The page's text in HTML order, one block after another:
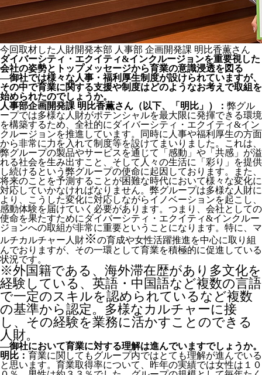
今回取材した人財開発本部 人事部 企画開発課 明比香薫さん
ダイバーシティ・エクイティ&インクルージョンを重要視した
会社の姿勢とトップメッセージから育業の意識浸透を図る
―御社では様々な人事・福利厚生制度が設けられていますが、
その中で育業に関する支援や制度はどのようなお考えで取組を
始められたのでしょうか。
人事部企画開発課 明比香薫さん（以下、「明比」）： 弊グル
ープでは多様な人財がポテンシャルを最大限に発揮できる環境
を構築するため、全社的にダイバーシティ・エクイティ&イン
クルージョンを推進しています。同時に人事や福利厚生の方面
から非常に力を入れて制度等を設けてまいりました。これは、
弊グループの製品やサービスを通じて「感動」や「共感」が溢
れる社会を生み出すこと、そして人々の生活に「彩り」を提供
し続けるという弊グループの使命に起因しております。また、
将来のことを予測することが困難な時代において様々な変化に
対応していかなければなりません。弊グループは多様な人財に
より、こうした変化に対応しながらイノベーションを起こし、
感動体験を届けていく必要があります。つまり、会社としての
使命を果たすためにダイバーシティ・エクイティ&インクルー
ジョンへの取組が非常に重要ということになります。特に、マ
ルチカルチャー人財※の育成や女性活躍推進を中心に取り組
んでおりますが、その一環として育業を積極的に促進している
状況です。
※外国籍である、海外滞在歴があり多文化を
経験している、英語・中国語など複数の言語
で一定のスキルを認められているなど複数
の基準から認定。多様なカルチャーに接
し、その経験を業務に活かすことのできる
人財。
―御社において育業に対する理解は進んでいますでしょうか。
明比： 育業に関してもグループ内ではとても理解が進んでいる
と思います。育業取得率について、昨年の実績では女性は１０